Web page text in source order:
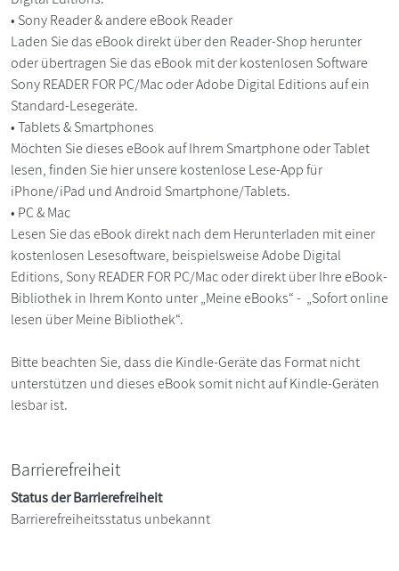
• Sony Reader & andere eBook Reader
Laden Sie das eBook direkt über den Reader-Shop herunter
oder übertragen Sie das eBook mit der kostenlosen Software
Sony READER FOR PC/Mac oder Adobe Digital Editions auf ein
Standard-Lesegeräte.
• Tablets & Smartphones
Möchten Sie dieses eBook auf Ihrem Smartphone oder Tablet
lesen, finden Sie hier unsere kostenlose Lese-App für
iPhone/iPad und Android Smartphone/Tablets.
• PC & Mac
Lesen Sie das eBook direkt nach dem Herunterladen mit einer
kostenlosen Lesesoftware, beispielsweise Adobe Digital
Editions, Sony READER FOR PC/Mac oder direkt über Ihre eBook-
Bibliothek in Ihrem Konto unter „Meine eBooks“ - „Sofort online
lesen über Meine Bibliothek“.
Bitte beachten Sie, dass die Kindle-Geräte das Format nicht
unterstützen und dieses eBook somit nicht auf Kindle-Geräten
lesbar ist.
Barrierefreiheit
Status der Barrierefreiheit
Barrierefreiheitsstatus unbekannt